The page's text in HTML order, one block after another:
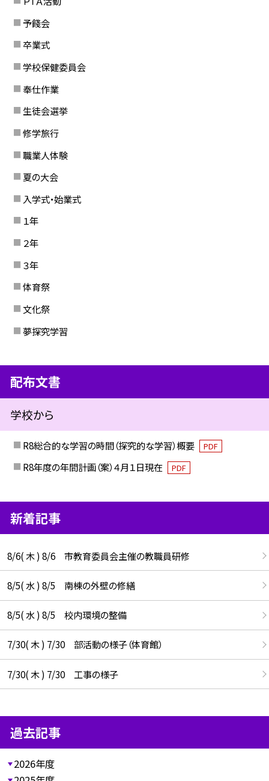
予餞会
卒業式
学校保健委員会
奉仕作業
生徒会選挙
修学旅行
職業人体験
夏の大会
入学式・始業式
１年
２年
３年
体育祭
文化祭
夢探究学習
配布文書
学校から
R8総合的な学習の時間（探究的な学習）概要 PDF
R8年度の年間計画（案）４月１日現在 PDF
新着記事
8/6( 木 ) 8/6 市教育委員会主催の教職員研修
8/5( 水 ) 8/5 南棟の外壁の修繕
8/5( 水 ) 8/5 校内環境の整備
7/30( 木 ) 7/30 部活動の様子（体育館）
7/30( 木 ) 7/30 工事の様子
過去記事
2026年度